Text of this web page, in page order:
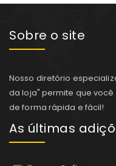
Sobre o site
Nosso diretório
da loja" permite que
de forma rápida e fácil!
As últimas